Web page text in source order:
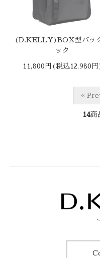
(D.KELLY)BOX型バッ
ック
11,800円(税込12,980円
«
14商